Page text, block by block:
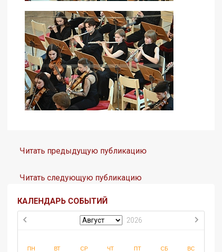
Читать предыдущую публикацию
Читать следующую публикацию
КАЛЕНДАРЬ СОБЫТИЙ
2026
ПН ВТ СР ЧТ ПТ СБ ВС